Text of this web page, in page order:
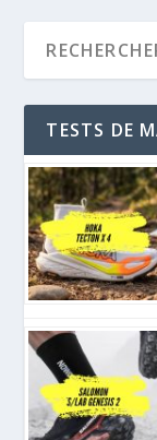
TESTS DE